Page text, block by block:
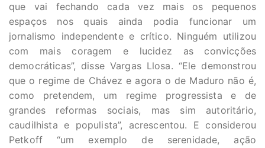
que vai fechando cada vez mais os pequenos
espaços nos quais ainda podia funcionar um
jornalismo independente e crítico. Ninguém utilizou
com mais coragem e lucidez as convicções
democráticas”, disse Vargas Llosa. “Ele demonstrou
que o regime de Chávez e agora o de Maduro não é,
como pretendem, um regime progressista e de
grandes reformas sociais, mas sim autoritário,
caudilhista e populista”, acrescentou. E considerou
Petkoff “um exemplo de serenidade, ação